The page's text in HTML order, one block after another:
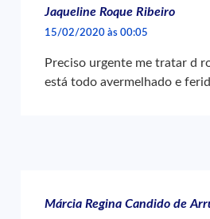
Jaqueline Roque Ribeiro
15/02/2020 às 00:05
Preciso urgente me tratar d
está todo avermelhado e
Márcia Regina Candido de